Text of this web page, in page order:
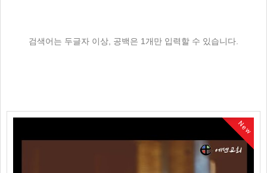
검색어는 두글자 이상, 공백은 1개만 입력할 수 있습니다.
New